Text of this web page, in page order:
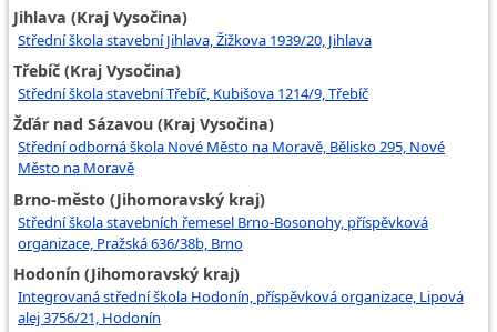
Jihlava (Kraj Vysočina)
Střední škola stavební Jihlava, Žižkova 1939/20, Jihlava
Třebíč (Kraj Vysočina)
Střední škola stavební Třebíč, Kubišova 1214/9, Třebíč
Žďár nad Sázavou (Kraj Vysočina)
Střední odborná škola Nové Město na Moravě, Bělisko 295, Nové
Město na Moravě
Brno-město (Jihomoravský kraj)
Střední škola stavebních řemesel Brno-Bosonohy, příspěvková
organizace, Pražská 636/38b, Brno
Hodonín (Jihomoravský kraj)
Integrovaná střední škola Hodonín, příspěvková organizace, Lipová
alej 3756/21, Hodonín